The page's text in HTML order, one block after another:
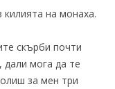
на монаха.
скърби почти
дали мога да те
за мен три